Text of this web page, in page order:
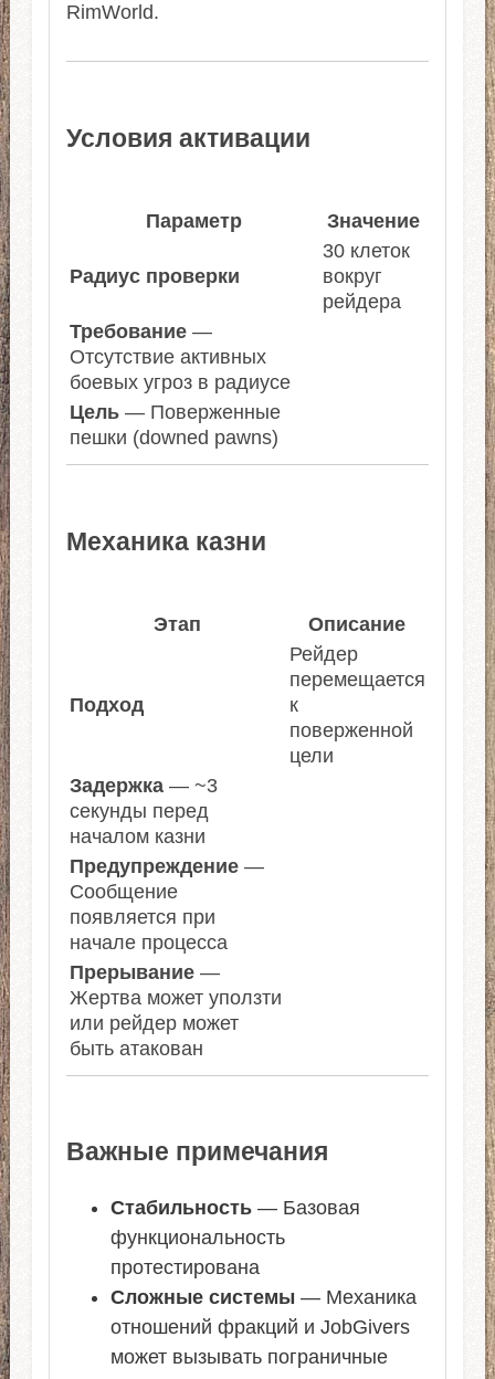
RimWorld.
Условия активации
Параметр Значение
Радиус проверки
30 клеток
вокруг
рейдера
Требование—
Отсутствие активных
боевых угроз в радиусе
Цель— Поверженные
пешки (downed pawns)
Механика казни
Этап Описание
Подход
Рейдер
перемещается
к
поверженной
цели
Задержка— ~3
секунды перед
началом казни
Предупреждение—
Сообщение
появляется при
начале процесса
Прерывание—
Жертва может уползти
или рейдер может
быть атакован
Важные примечания
Стабильность— Базовая
функциональность
протестирована
Сложные системы — Механика
отношений фракций и JobGivers
может вызывать пограничные